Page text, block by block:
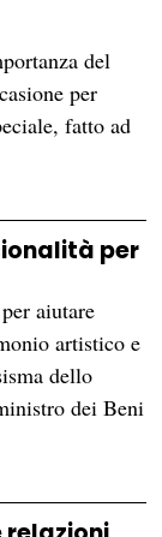
del
per
fatto ad
per
aiutare
artistico e
dello
dei Beni